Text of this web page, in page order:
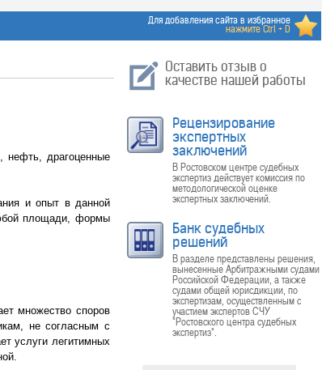
Для добавления сайта в избранное
нажмите Ctrl + D
драгоценные
и опыт в данной
площади, формы
множество споров
не согласным с
услуги легитимных
Оставить отзыв о
качестве нашей работы
Рецензирование
экспертных
заключений
В Ростовском центре судебных
экспертиз действует комиссия по
методологической оценке
экспертных заключений.
Банк судебных
решений
В разделе представлены решения,
вынесенные Арбитражными судами
Российской Федерации, а также
судами общей юрисдикции, по
экспертизам, осуществленным с
участием экспертов СЧУ
"Ростовского центра судебных
экспертиз".